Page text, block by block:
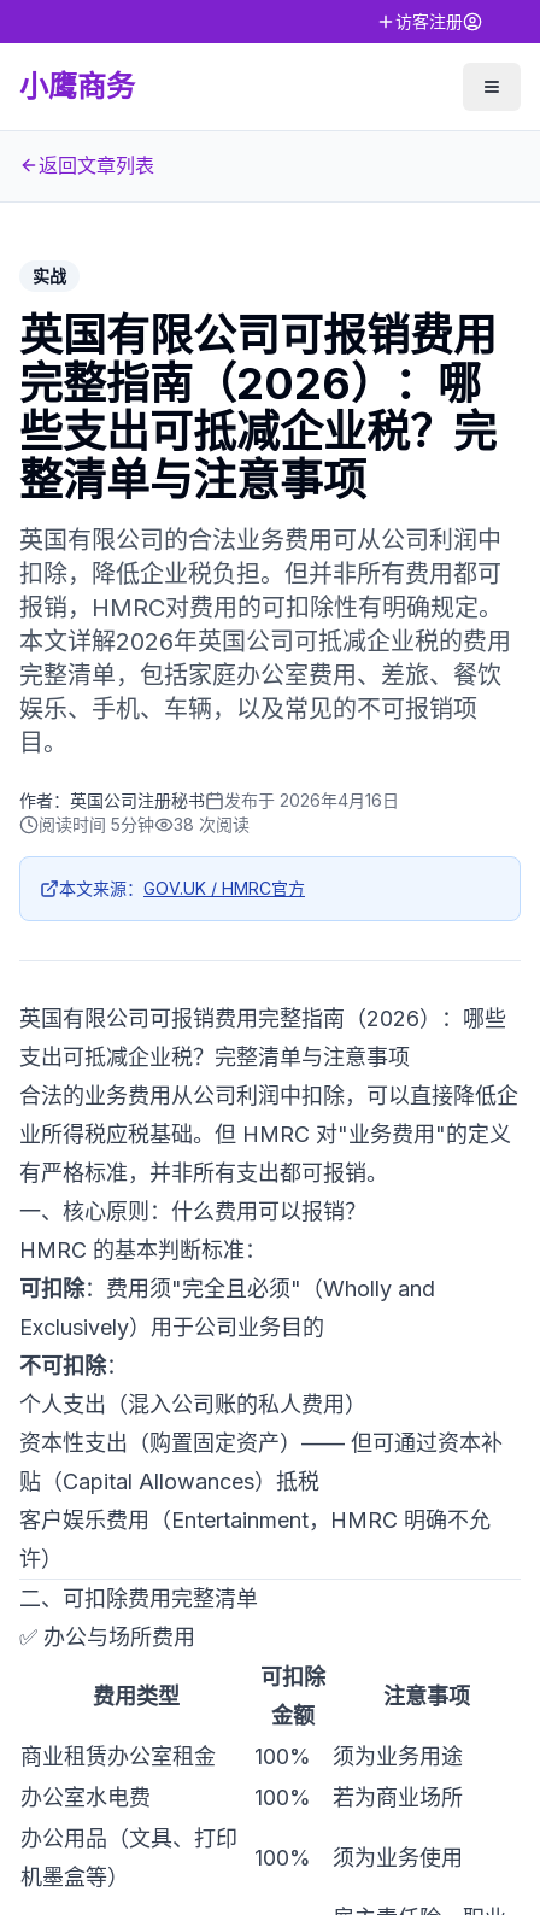
访客注册
小鹰商务
返回文章列表
实战
英国有限公司可报销费用
完整指南（2026）：哪
些支出可抵减企业税？完
整清单与注意事项
英国有限公司的合法业务费用可从公司利润中
扣除，降低企业税负担。但并非所有费用都可
报销，HMRC对费用的可扣除性有明确规定。
本文详解2026年英国公司可抵减企业税的费用
完整清单，包括家庭办公室费用、差旅、餐饮
娱乐、手机、车辆，以及常见的不可报销项
目。
作者： 英国公司注册秘书 发布于 2026年4月16日
阅读时间 5分钟 38 次阅读
本文来源： GOV.UK / HMRC官方
英国有限公司可报销费用完整指南（2026）：哪些
支出可抵减企业税？完整清单与注意事项
合法的业务费用从公司利润中扣除，可以直接降低企
业所得税应税基础。但 HMRC 对"业务费用"的定义
有严格标准，并非所有支出都可报销。
一、核心原则：什么费用可以报销？
HMRC 的基本判断标准：
可扣除：费用须"完全且必须"（Wholly and
Exclusively）用于公司业务目的
不可扣除：
个人支出（混入公司账的私人费用）
资本性支出（购置固定资产）—— 但可通过资本补
贴（Capital Allowances）抵税
客户娱乐费用（Entertainment，HMRC 明确不允
许）
二、可扣除费用完整清单
✅ 办公与场所费用
费用类型
可扣除
金额
注意事项
商业租赁办公室租金 100%
须为业务用途
办公室水电费
100%
若为商业场所
办公用品（文具、打印
机墨盒等）
100% 须为业务使用